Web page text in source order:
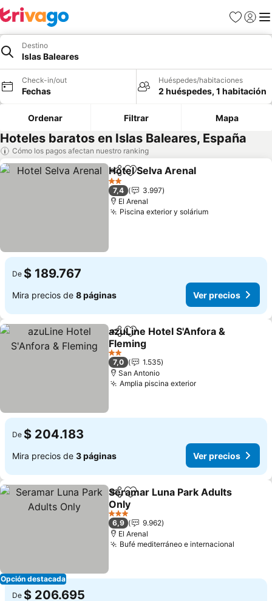
Favoritos
Iniciar
Destino
Islas Baleares
Check-in/out
Fechas
Huéspedes/habitaciones
2 huéspedes, 1 habitación
Ordenar Filtrar Mapa
Hoteles baratos en Islas Baleares, España
Cómo los pagos afectan nuestro ranking
CompartirAgregar a favoritos
Hotel Selva Arenal
2 Estrellas
7,4
3.997
El Arenal
Piscina exterior y soláriumVer precios
De $ 189.767
Mira precios de 8 páginas Ver precios
CompartirAgregar a favoritos
azuLine Hotel S'Anfora &
Fleming
Ver precios
2 Estrellas
7,0
1.535
San Antonio
Amplia piscina exteriorVer precios
De $ 204.183
Mira precios de 3 páginas Ver precios
Opción destacada
CompartirAgregar a favoritos
Seramar Luna Park Adults
Only
Ver precios
3 Estrellas
6,9
9.962
El Arenal
Bufé mediterráneo e internacional
De $ 206.695